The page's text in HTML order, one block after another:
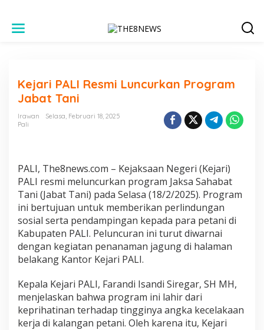
Kejari PALI Resmi Luncurkan Program
Jabat Tani
Irawan
Selasa, Februari 18, 2025
Pali
PALI, The8news.com – Kejaksaan Negeri (Kejari)
PALI resmi meluncurkan program Jaksa Sahabat
Tani (Jabat Tani) pada Selasa (18/2/2025). Program
ini bertujuan untuk memberikan perlindungan
sosial serta pendampingan kepada para petani di
Kabupaten PALI. Peluncuran ini turut diwarnai
dengan kegiatan penanaman jagung di halaman
belakang Kantor Kejari PALI.
Kepala Kejari PALI, Farandi Isandi Siregar, SH MH,
menjelaskan bahwa program ini lahir dari
keprihatinan terhadap tingginya angka kecelakaan
kerja di kalangan petani. Oleh karena itu, Kejari